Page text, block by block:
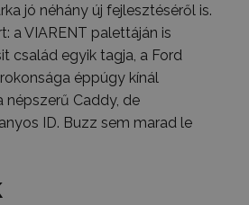
jó néhány új fejlesztéséről is.
a VIARENT palettáján is
család egyik tagja, a Ford
éppúgy kínál
népszerű Caddy, de
ID. Buzz sem marad le